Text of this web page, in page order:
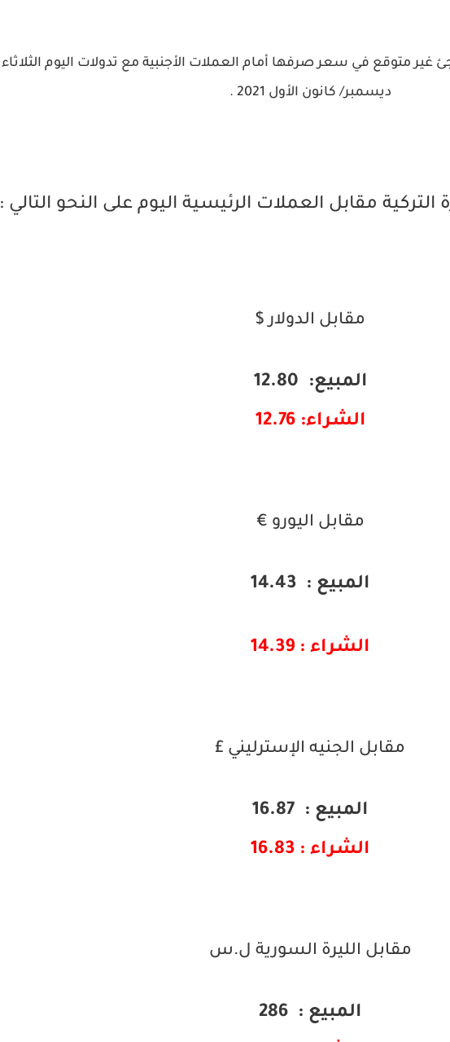
ديسمبر/ كانون الأول 2021 .
مقابل العملات الرئيسية اليوم على النحو التالي :
مقابل الدولار $
المبيع: 12.80
الشراء: 12.76
مقابل اليورو €
المبيع : 14.43
الشراء : 14.39
مقابل الجنيه الإسترليني £
المبيع : 16.87
الشراء : 16.83
مقابل الليرة السورية ل.س
المبيع : 286